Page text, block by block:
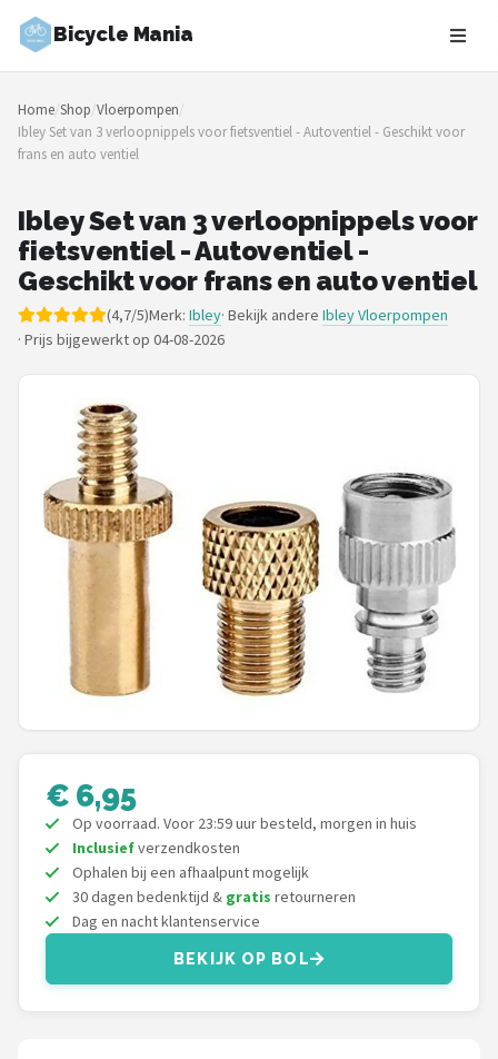
Bicycle Mania
Zoeken
NAVIGATIE
Shop
Merken
Blog
Fietsroutes
Kinderfietsen
Stadsfietsen
Elektrische fietsen
Mountainbikes
Shop
POPULAIRE MERKEN
Basil
Volare
ABUS
AXA
New Looxs
Home/Shop/Vloerpompen/
Ibley Set van 3 verloopnippels voor fietsventiel - Autoventiel - Geschikt voor
frans en auto ventiel
Ibley Set van 3 verloopnippels voor
fietsventiel - Autoventiel -
Geschikt voor frans en auto ventiel
(4,7/5)Merk: Ibley· Bekijk andere Ibley Vloerpompen
· Prijs bijgewerkt op 04-08-2026
€ 6,95
Op voorraad. Voor 23:59 uur besteld, morgen in huis
Inclusiefverzendkosten
Ophalen bij een afhaalpunt mogelijk
30 dagen bedenktijd & gratis retourneren
Dag en nacht klantenservice
BEKIJK OP BOL